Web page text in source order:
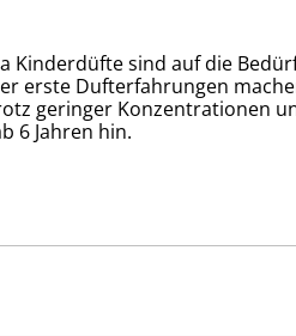
Kinderdüfte sind auf die
erste Dufterfahrungen
geringer Konzentrationen
6 Jahren hin.